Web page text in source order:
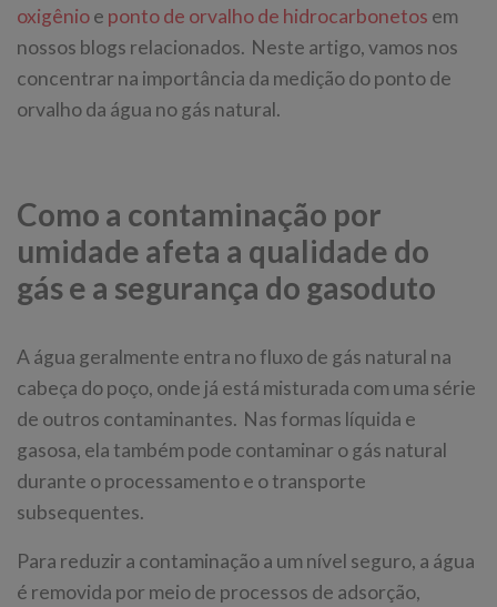
oxigênioe ponto de orvalho de hidrocarbonetos em
nossos blogs relacionados. Neste artigo, vamos nos
concentrar na importância da medição do ponto de
orvalho da água no gás natural.
Como a contaminação por
umidade afeta a qualidade do
gás e a segurança do gasoduto
A água geralmente entra no fluxo de gás natural na
cabeça do poço, onde já está misturada com uma série
de outros contaminantes. Nas formas líquida e
gasosa, ela também pode contaminar o gás natural
durante o processamento e o transporte
subsequentes.
Para reduzir a contaminação a um nível seguro, a água
é removida por meio de processos de adsorção,